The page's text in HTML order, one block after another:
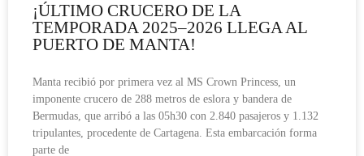
¡ÚLTIMO CRUCERO DE LA
TEMPORADA 2025–2026 LLEGA AL
PUERTO DE MANTA!
Manta recibió por primera vez al MS Crown Princess, un
imponente crucero de 288 metros de eslora y bandera de
Bermudas, que arribó a las 05h30 con 2.840 pasajeros y 1.132
tripulantes, procedente de Cartagena. Esta embarcación forma
parte de